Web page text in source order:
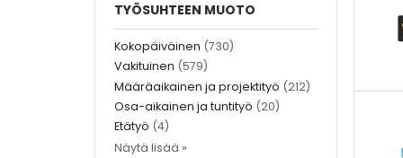
TYÖSUHTEEN MUOTO
Kokopäiväinen (730)
Vakituinen (579)
Määräaikainen ja projektityö (212)
Osa-aikainen ja tuntityö (20)
Etätyö (4)
Näytä lisää »